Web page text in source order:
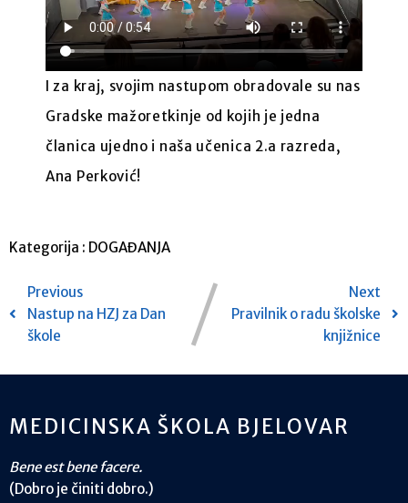
I za kraj, svojim nastupom obradovale su nas
Gradske mažoretkinje od kojih je jedna
članica ujedno i naša učenica 2.a razreda,
Ana Perković!
Kategorija : DOGAĐANJA
Previous
Nastup na HZJ za Dan
škole
Next
Pravilnik o radu školske
knjižnice
MEDICINSKA ŠKOLA BJELOVAR
Bene est bene facere.
(Dobro je činiti dobro.)